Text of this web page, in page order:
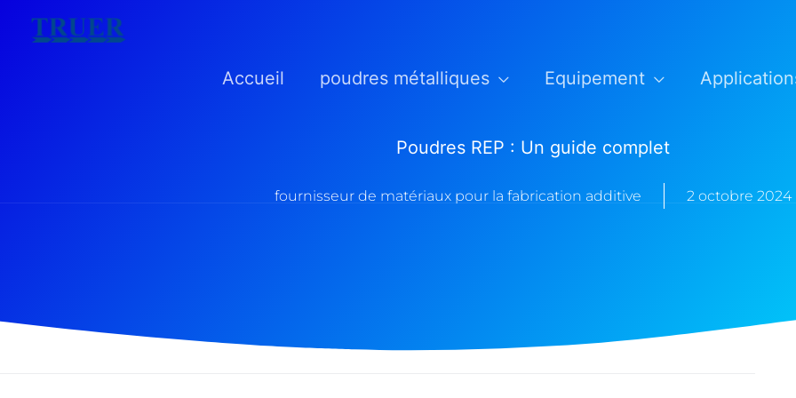
Skip
Accueil poudres métalliques Equipement
Poudres REP : Un guide complet
fournisseur de matériaux pour la fabrication additive 2 octobre 2024